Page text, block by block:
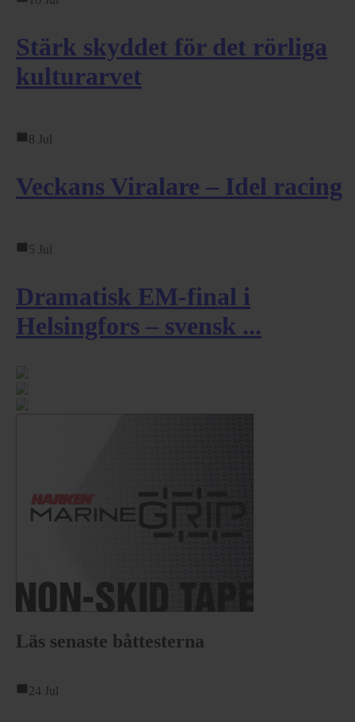
Stärk skyddet för det rörliga
kulturarvet
8 Jul
Veckans Viralare – Idel racing
5 Jul
Dramatisk EM-final i
Helsingfors – svensk ...
Läs senaste båttesterna
24 Jul